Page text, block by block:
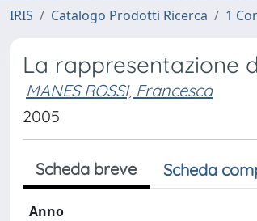
IRIS Catalogo Prodotti Ricerca 1
La rappresentazione
MANES ROSSI, Francesca
2005
Scheda breve Scheda
Anno